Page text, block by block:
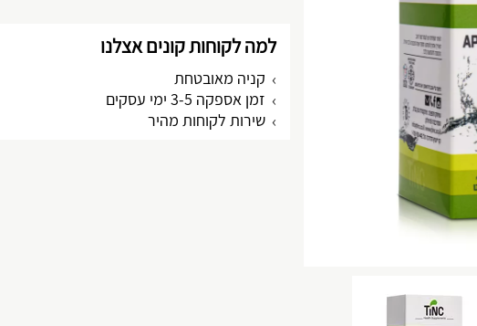
למה לקוחות קונים אצלנו
קניה מאובטחת
זמן אספקה 3-5 ימי עסקים
שירות לקוחות מהיר